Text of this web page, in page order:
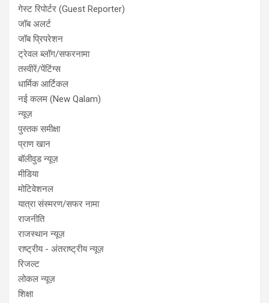
गेस्ट रिपोर्टर (Guest Reporter)
जॉब अलर्ट
जॉब प्रिपरेशन
ट्रेवल ब्लॉग/सफरनामा
तस्वीरें/पेंटिंग्स
धार्मिक आर्टिकल
नई कलम (New Qalam)
न्यूज़
पुस्तक समीक्षा
प्राण खान
बॉलीवुड न्यूज़
मीडिया
मोटिवेशनल
यात्रा संस्मरण/सफर नामा
राजनीति
राजस्थान न्यूज़
राष्ट्रीय - अंतराष्ट्रीय न्यूज़
रिजल्ट
लोकल न्यूज़
शिक्षा